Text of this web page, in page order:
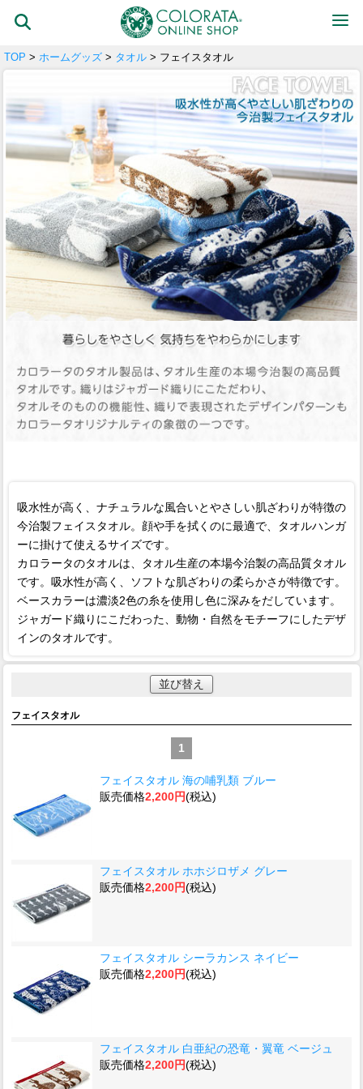
TOP > ホームグッズ > タオル > フェイスタオル
吸水性が高く、ナチュラルな風合いとやさしい肌ざわりが特徴の
今治製フェイスタオル。顔や手を拭くのに最適で、タオルハンガ
ーに掛けて使えるサイズです。
カロラータのタオルは、タオル生産の本場今治製の高品質タオル
です。吸水性が高く、ソフトな肌ざわりの柔らかさが特徴です。
ベースカラーは濃淡2色の糸を使用し色に深みをだしています。
ジャガード織りにこだわった、動物・自然をモチーフにしたデザ
インのタオルです。
並び替え
フェイスタオル
1
フェイスタオル 海の哺乳類 ブルー
販売価格2,200円(税込)
フェイスタオル ホホジロザメ グレー
販売価格2,200円(税込)
フェイスタオル シーラカンス ネイビー
販売価格2,200円(税込)
フェイスタオル 白亜紀の恐竜・翼竜 ベージュ
販売価格2,200円(税込)